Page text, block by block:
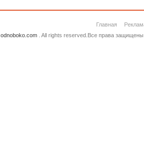
Главная
odnoboko.com. All rights reserved.Все права защищены.